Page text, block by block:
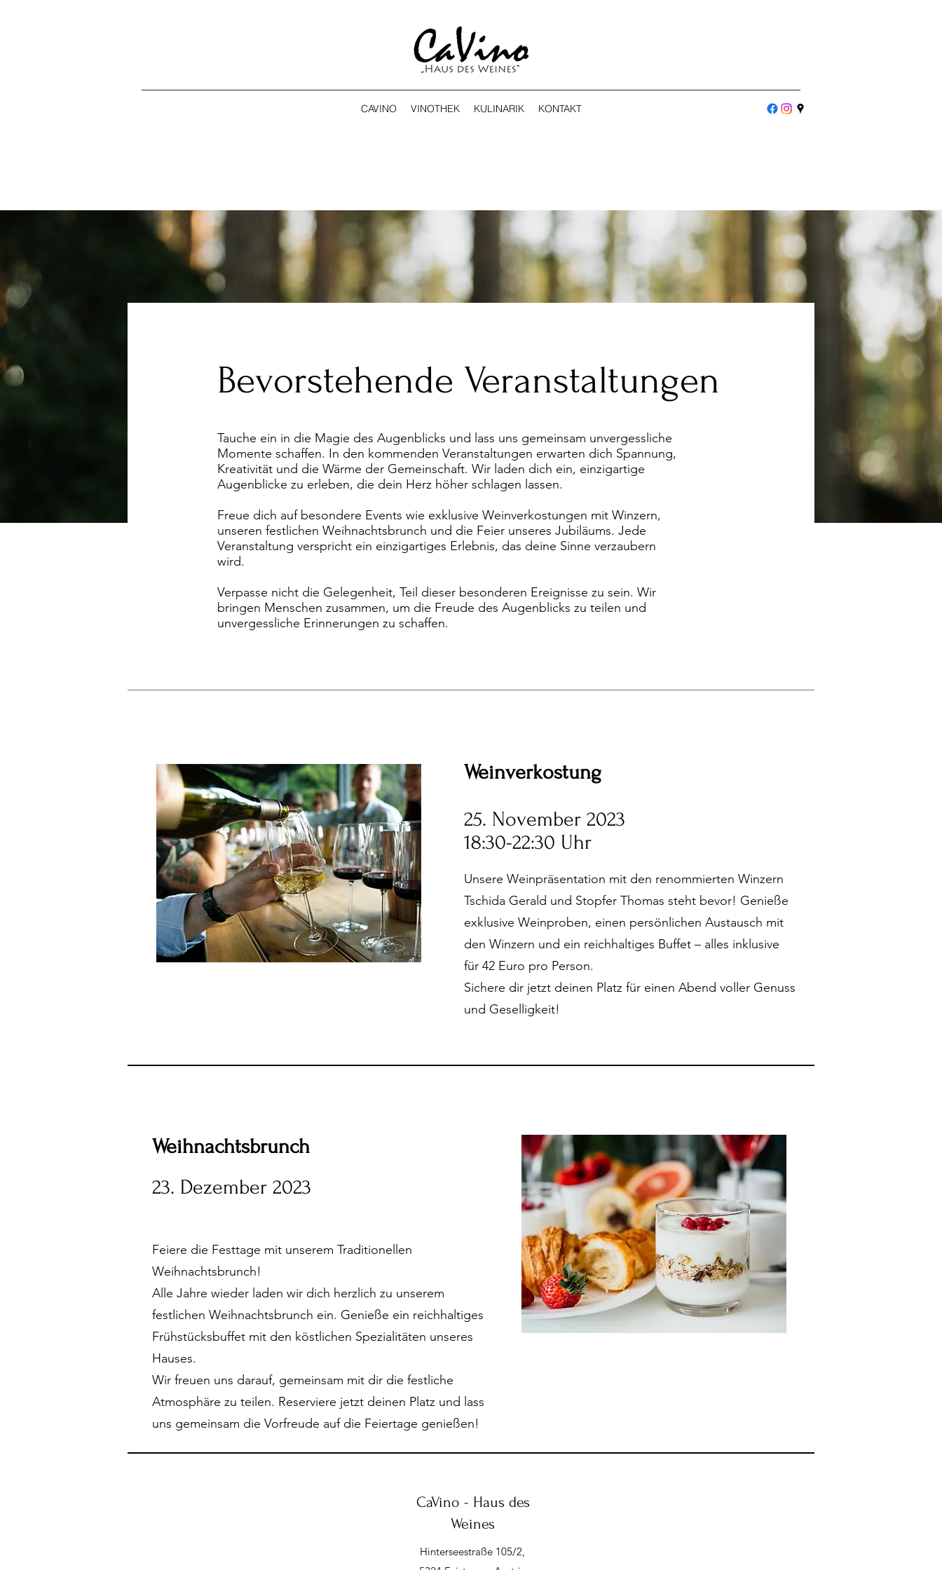
CAVINO VINOTHEK KULINARIK KONTAKT
Bevorstehende Veranstaltungen
Tauche ein in die Magie des Augenblicks und lass uns gemeinsam unvergessliche
Momente schaffen. In den kommenden Veranstaltungen erwarten dich Spannung,
Kreativität und die Wärme der Gemeinschaft. Wir laden dich ein, einzigartige
Augenblicke zu erleben, die dein Herz höher schlagen lassen.
Freue dich auf besondere Events wie exklusive Weinverkostungen mit Winzern,
unseren festlichen Weihnachtsbrunch und die Feier unseres Jubiläums. Jede
Veranstaltung verspricht ein einzigartiges Erlebnis, das deine Sinne verzaubern
wird.
Verpasse nicht die Gelegenheit, Teil dieser besonderen Ereignisse zu sein. Wir
bringen Menschen zusammen, um die Freude des Augenblicks zu teilen und
unvergessliche Erinnerungen zu schaffen.
Weinverkostung
25. November 2023
18:30-22:30 Uhr
Unsere Weinpräsentation mit den renommierten Winzern
Tschida Gerald und Stopfer Thomas steht bevor! Genieße
exklusive Weinproben, einen persönlichen Austausch mit
den Winzern und ein reichhaltiges Buffet – alles inklusive
für 42 Euro pro Person.
Sichere dir jetzt deinen Platz für einen Abend voller Genuss
und Geselligkeit!
Weihnachtsbrunch
23. Dezember 2023
Feiere die Festtage mit unserem Traditionellen
Weihnachtsbrunch!
Alle Jahre wieder laden wir dich herzlich zu unserem
festlichen Weihnachtsbrunch ein. Genieße ein reichhaltiges
Frühstücksbuffet mit den köstlichen Spezialitäten unseres
Hauses.
Wir freuen uns darauf, gemeinsam mit dir die festliche
Atmosphäre zu teilen. Reserviere jetzt deinen Platz und lass
uns gemeinsam die Vorfreude auf die Feiertage genießen!
CaVino - Haus des
Weines
Hinterseestraße 105/2,